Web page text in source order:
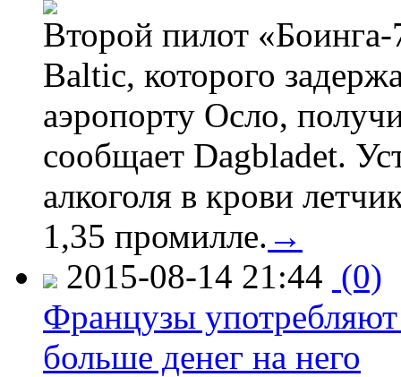
Второй пилот
Baltic, которого
аэропорту Осло,
сообщает Dagbladet.
алкоголя в крови
1,35 промилле. →
2015-08-14 21:44 (0)
Французы
больше денег на него